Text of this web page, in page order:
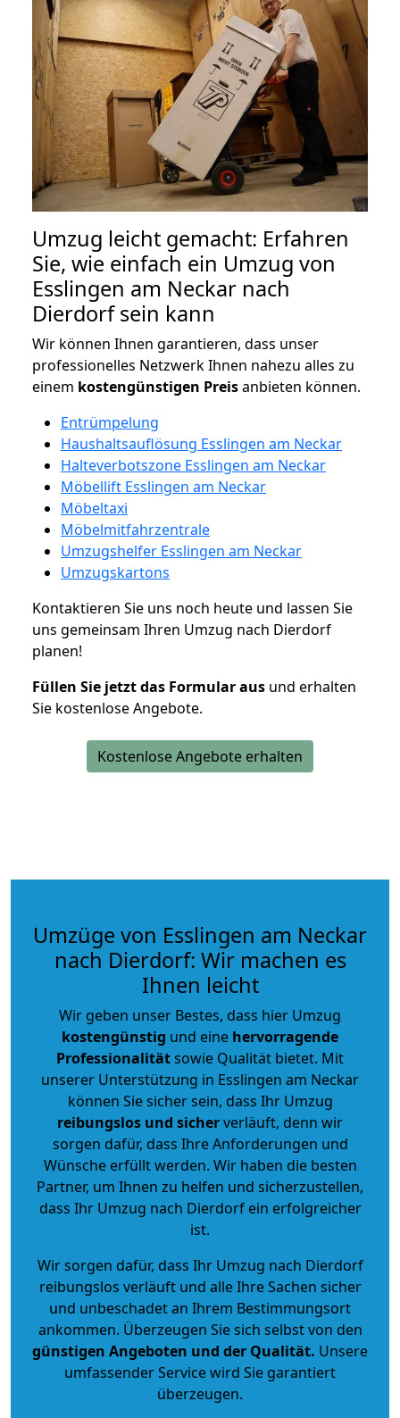
Umzug leicht gemacht: Erfahren
Sie, wie einfach ein Umzug von
Esslingen am Neckar nach
Dierdorf sein kann
Wir können Ihnen garantieren, dass unser
professionelles Netzwerk Ihnen nahezu alles zu
einem kostengünstigen Preisanbieten können.
Entrümpelung
Haushaltsauflösung Esslingen am Neckar
Halteverbotszone Esslingen am Neckar
Möbellift Esslingen am Neckar
Möbeltaxi
Möbelmitfahrzentrale
Umzugshelfer Esslingen am Neckar
Umzugskartons
Kontaktieren Sie uns noch heute und lassen Sie
uns gemeinsam Ihren Umzug nach Dierdorf
planen!
Füllen Sie jetzt das Formular aus und erhalten
Sie kostenlose Angebote.
Kostenlose Angebote erhalten
Umzüge von Esslingen am Neckar
nach Dierdorf: Wir machen es
Ihnen leicht
Wir geben unser Bestes, dass hier Umzug
kostengünstig und eine hervorragende
Professionalitätsowie Qualität bietet. Mit
unserer Unterstützung in Esslingen am Neckar
können Sie sicher sein, dass Ihr Umzug
reibungslos und sicherverläuft, denn wir
sorgen dafür, dass Ihre Anforderungen und
Wünsche erfüllt werden. Wir haben die besten
Partner, um Ihnen zu helfen und sicherzustellen,
dass Ihr Umzug nach Dierdorf ein erfolgreicher
ist.
Wir sorgen dafür, dass Ihr Umzug nach Dierdorf
reibungslos verläuft und alle Ihre Sachen sicher
und unbeschadet an Ihrem Bestimmungsort
ankommen. Überzeugen Sie sich selbst von den
günstigen Angeboten und der Qualität. Unsere
umfassender Service wird Sie garantiert
überzeugen.